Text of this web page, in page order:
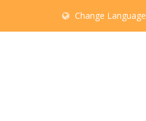
Change Language